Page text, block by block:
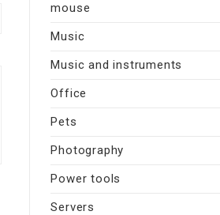
mouse
Music
Music and instruments
Office
Pets
Photography
Power tools
Servers